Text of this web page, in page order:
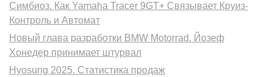
Симбиоз. Как Yamaha Tracer 9GT+ Связывает Круиз-
Контроль и Автомат
Новый глава разработки BMW Motorrad. Йозеф
Хонедер принимает штурвал
Hyosung 2025. Статистика продаж